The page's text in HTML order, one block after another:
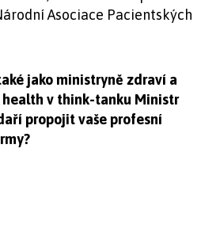
Asociace Pacientských
jako ministryně zdraví a
v think-tanku Ministr
propojit vaše profesní